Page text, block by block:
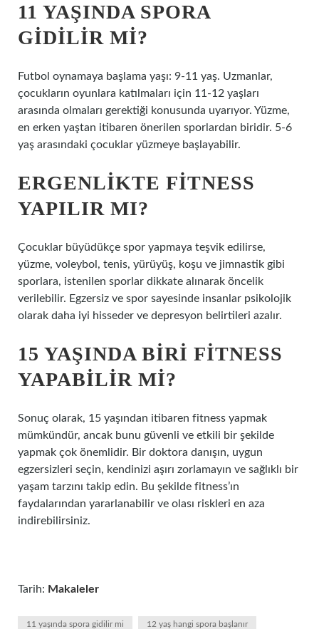
11 YAŞINDA SPORA
GIDILIR MI?
Futbol oynamaya başlama yaşı: 9-11 yaş. Uzmanlar,
çocukların oyunlara katılmaları için 11-12 yaşları
arasında olmaları gerektiği konusunda uyarıyor. Yüzme,
en erken yaştan itibaren önerilen sporlardan biridir. 5-6
yaş arasındaki çocuklar yüzmeye başlayabilir.
ERGENLIKTE FITNESS
YAPILIR MI?
Çocuklar büyüdükçe spor yapmaya teşvik edilirse,
yüzme, voleybol, tenis, yürüyüş, koşu ve jimnastik gibi
sporlara, istenilen sporlar dikkate alınarak öncelik
verilebilir. Egzersiz ve spor sayesinde insanlar psikolojik
olarak daha iyi hisseder ve depresyon belirtileri azalır.
15 YAŞINDA BIRI FITNESS
YAPABILIR MI?
Sonuç olarak, 15 yaşından itibaren fitness yapmak
mümkündür, ancak bunu güvenli ve etkili bir şekilde
yapmak çok önemlidir. Bir doktora danışın, uygun
egzersizleri seçin, kendinizi aşırı zorlamayın ve sağlıklı bir
yaşam tarzını takip edin. Bu şekilde fitness’ın
faydalarından yararlanabilir ve olası riskleri en aza
indirebilirsiniz.
Tarih: Makaleler
11 yaşında spora gidilir mi 12 yaş hangi spora başlanır